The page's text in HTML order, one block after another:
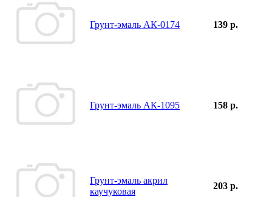
Грунт-эмаль АК-0174 139 р.
Грунт-эмаль АК-1095 158 р.
Грунт-эмаль акрил
каучуковая
203 р.